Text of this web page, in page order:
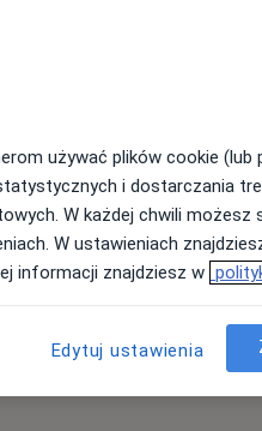
kryteria
używać plików cookie (lub
i dostarczania
W każdej chwili możesz
W ustawieniach
informacji znajdziesz w
Edytuj ustawienia